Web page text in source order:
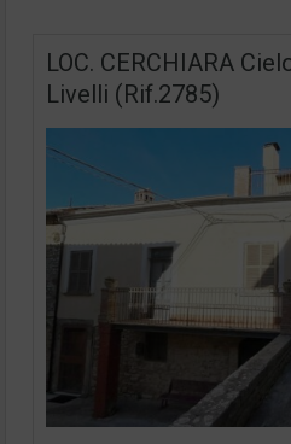
LOC. CERCHIARA
Livelli (Rif.2785)